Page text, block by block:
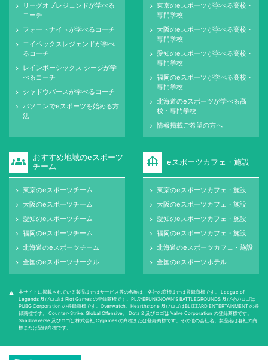
keyboard_arrow_right
リーグオブレジェンドが学べる
コーチ
keyboard_arrow_right フォートナイトが学べるコーチ
keyboard_arrow_right
エイペックスレジェンドが学べ
るコーチ
keyboard_arrow_right
レインボーシックス シージが学
べるコーチ
keyboard_arrow_right シャドウバースが学べるコーチ
keyboard_arrow_right
パソコンでeスポーツを始める方
法
keyboard_arrow_right
東京のeスポーツが学べる高校・
専門学校
keyboard_arrow_right
大阪のeスポーツが学べる高校・
専門学校
keyboard_arrow_right
愛知のeスポーツが学べる高校・
専門学校
keyboard_arrow_right
福岡のeスポーツが学べる高校・
専門学校
keyboard_arrow_right
北海道のeスポーツが学べる高
校・専門学校
keyboard_arrow_right 情報掲載ご希望の方へ
groups
おすすめ地域のeスポーツ
チーム
keyboard_arrow_right 東京のeスポーツチーム
keyboard_arrow_right 大阪のeスポーツチーム
keyboard_arrow_right 愛知のeスポーツチーム
keyboard_arrow_right 福岡のeスポーツチーム
keyboard_arrow_right 北海道のeスポーツチーム
keyboard_arrow_right 全国のeスポーツサークル
foundation eスポーツカフェ・施設
keyboard_arrow_right 東京のeスポーツカフェ・施設
keyboard_arrow_right 大阪のeスポーツカフェ・施設
keyboard_arrow_right 愛知のeスポーツカフェ・施設
keyboard_arrow_right 福岡のeスポーツカフェ・施設
keyboard_arrow_right 北海道のeスポーツカフェ・施設
keyboard_arrow_right 全国のeスポーツホテル
warning
本サイトに掲載されている製品またはサービス等の名称は、各社の商標または登録商標です。 League of
Legends 及びロゴは Riot Games の登録商標です。PLAYERUNKNOWN'S BATTLEGROUNDS 及びそのロゴは
PUBG Corporation の登録商標です。Overwatch、Hearthstone 及びロゴはBLIZZARD ENTERTAINMENT の登
録商標です。 Counter-Strike: Global Oﬀensive、 Dota 2 及びロゴは Valve Corporation の登録商標です。
Shadowverse 及びロゴは株式会社 Cygames の商標または登録商標です。その他の会社名、製品名は各社の商
標または登録商標です。